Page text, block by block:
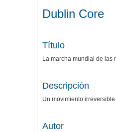
Dublin Core
Título
La marcha mundial de las
Descripción
Un movimiento irreversible
Autor